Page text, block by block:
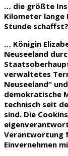
… die größte
Kilometer lange
Stunde schaffst?
… Königin
Neuseeland
verwaltetes
Neuseeland“
demokratische
technisch seit
sind. Die
Verantwortung
Einvernehmen